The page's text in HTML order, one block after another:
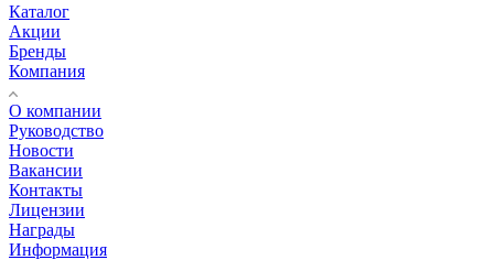
Каталог
Акции
Бренды
Компания
О компании
Руководство
Новости
Вакансии
Контакты
Лицензии
Награды
Информация